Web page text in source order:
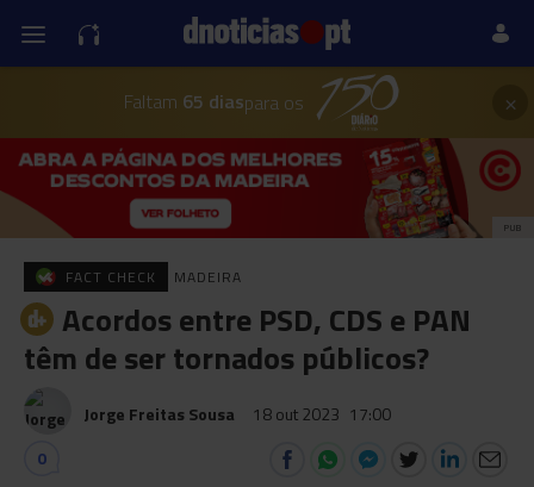
Faltam 65 diaspara os ×
PUB
FACT CHECK MADEIRA
Acordos entre PSD, CDS e PAN
têm de ser tornados públicos?
Jorge Freitas Sousa 18 out 2023 17:00
0